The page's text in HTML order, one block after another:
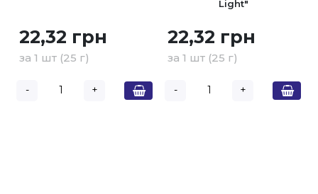
22,32 грн
за 1 шт (25 г)
- +
Light"
22,32 грн
за 1 шт (25 г)
- +